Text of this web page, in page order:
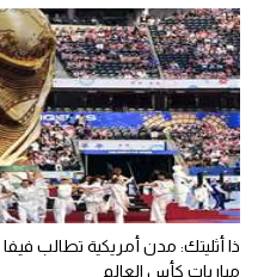
ذا أثليتك: مدن أمريكية تطالب
مباريات كأس العالم